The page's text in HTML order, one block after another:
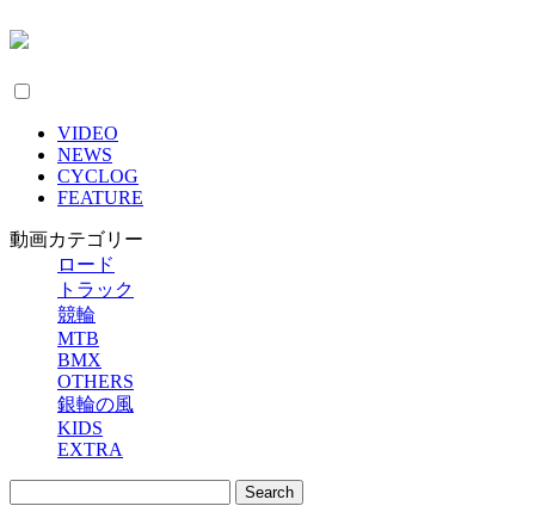
VIDEO
NEWS
CYCLOG
FEATURE
動画カテゴリー
ロード
トラック
競輪
MTB
BMX
OTHERS
銀輪の風
KIDS
EXTRA